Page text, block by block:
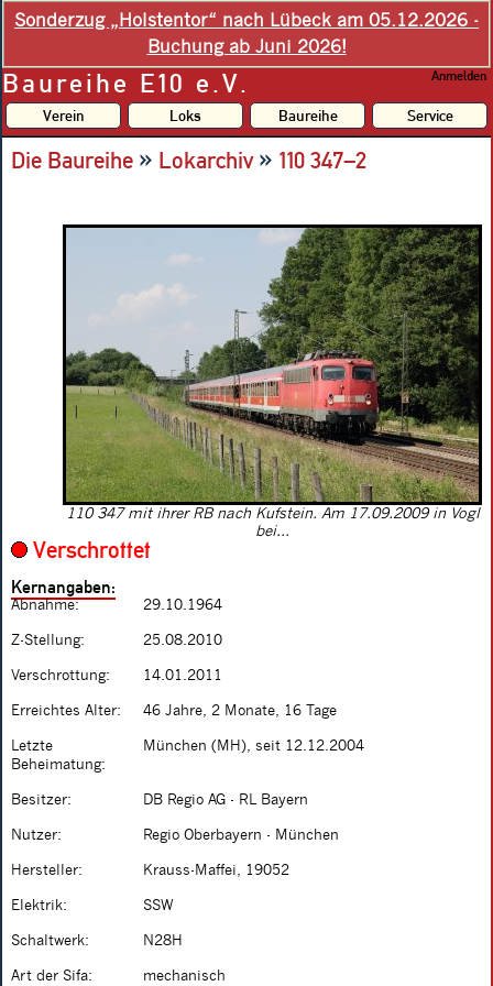
Sonderzug „Holstentor“ nach Lübeck am 05.12.2026 -
Buchung ab Juni 2026!
Baureihe E10 e.V. Anmelden
Verein Loks Baureihe Service
Die Baureihe » Lokarchiv» 110 347–2
110 347 mit ihrer RB nach Kufstein. Am 17.09.2009 in Vogl
bei...
Verschrottet
Kernangaben:
Abnahme: 29.10.1964
Z-Stellung: 25.08.2010
Verschrottung: 14.01.2011
Erreichtes Alter: 46 Jahre, 2 Monate, 16 Tage
Letzte
Beheimatung:
München (MH), seit 12.12.2004
Besitzer: DB Regio AG - RL Bayern
Nutzer: Regio Oberbayern - München
Hersteller: Krauss-Maffei, 19052
Elektrik: SSW
Schaltwerk: N28H
Art der Sifa: mechanisch